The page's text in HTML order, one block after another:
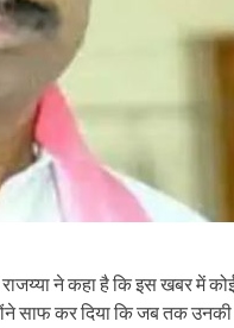
ने कहा है कि इस खबर में कोई
साफ कर दिया कि जब तक